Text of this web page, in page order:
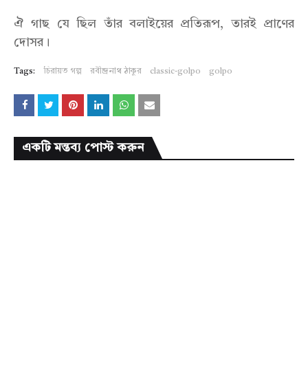
ঐ গাছ যে ছিল তাঁর বলাইয়ের প্রতিরূপ, তারই প্রাণের
দোসর।
Tags: চিরায়ত গল্প রবীন্দ্রনাথ ঠাকুর classic-golpo golpo
একটি মন্তব্য পোস্ট করুন